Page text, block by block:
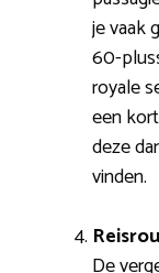
je vaak
60-
royale
een
deze
vinden.
De